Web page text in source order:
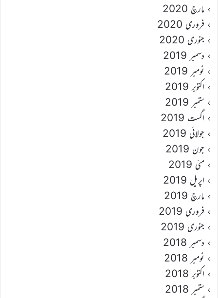
مارچ 2020
فروری 2020
جنوری 2020
دسمبر 2019
نومبر 2019
اکتوبر 2019
ستمبر 2019
اگست 2019
جولائی 2019
جون 2019
مئی 2019
اپریل 2019
مارچ 2019
فروری 2019
جنوری 2019
دسمبر 2018
نومبر 2018
اکتوبر 2018
ستمبر 2018